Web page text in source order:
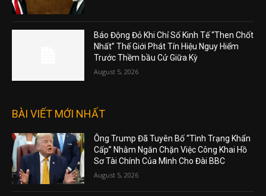
Báo Động Đỏ Khi Chỉ Số Kinh Tế “Then Chốt
Nhất” Thế Giới Phát Tín Hiệu Nguy Hiểm
Trước Thềm bầu Cử Giữa Kỳ
August 5, 2026
BÀI VIẾT MỚI NHẤT
Ông Trump Đã Tuyên Bố “Tình Trạng Khẩn
Cấp” Nhằm Ngăn Chặn Việc Công Khai Hồ
Sơ Tài Chính Của Mình Cho Đài BBC
August 5, 2026